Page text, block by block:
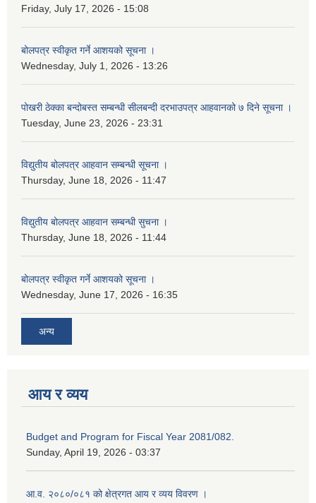
Friday, July 17, 2026 - 15:08
बोलपत्र स्वीकृत गर्ने आशयको सूचना ।
Wednesday, July 1, 2026 - 13:26
पोखरी ठेक्का बन्दोबस्त सम्बन्धी सीलबन्दी दरभाउपत्र आहवानको ७ दिने सूचना ।
Tuesday, June 23, 2026 - 23:31
विद्युतीय बोलपत्र आहवान सम्बन्धी सूचना ।
Thursday, June 18, 2026 - 11:47
विद्युतीय बोलपत्र आहवान सम्बन्धी सुचना ।
Thursday, June 18, 2026 - 11:44
बोलपत्र स्वीकृत गर्ने आशयको सूचना ।
Wednesday, June 17, 2026 - 16:35
अन्य
आय र व्यय
Budget and Program for Fiscal Year 2081/082.
Sunday, April 19, 2026 - 03:37
आ.व. २०८०/०८१ को क्षेत्रगत आय र व्यय विवरण ।